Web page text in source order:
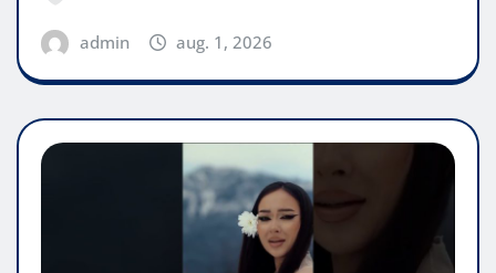
admin aug. 1, 2026